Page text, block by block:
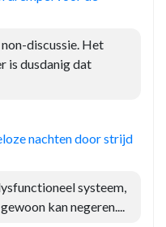
discussie. Het
is dusdanig dat
nachten door strijd
systeem,
kan negeren....